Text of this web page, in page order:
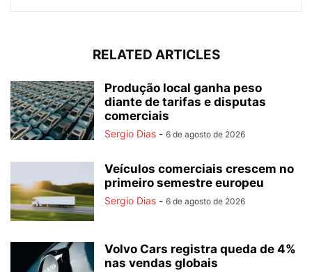
RELATED ARTICLES
Produção local ganha peso
diante de tarifas e disputas
comerciais
Sergio Dias - 6 de agosto de 2026
Veículos comerciais crescem no
primeiro semestre europeu
Sergio Dias - 6 de agosto de 2026
Volvo Cars registra queda de 4%
nas vendas globais